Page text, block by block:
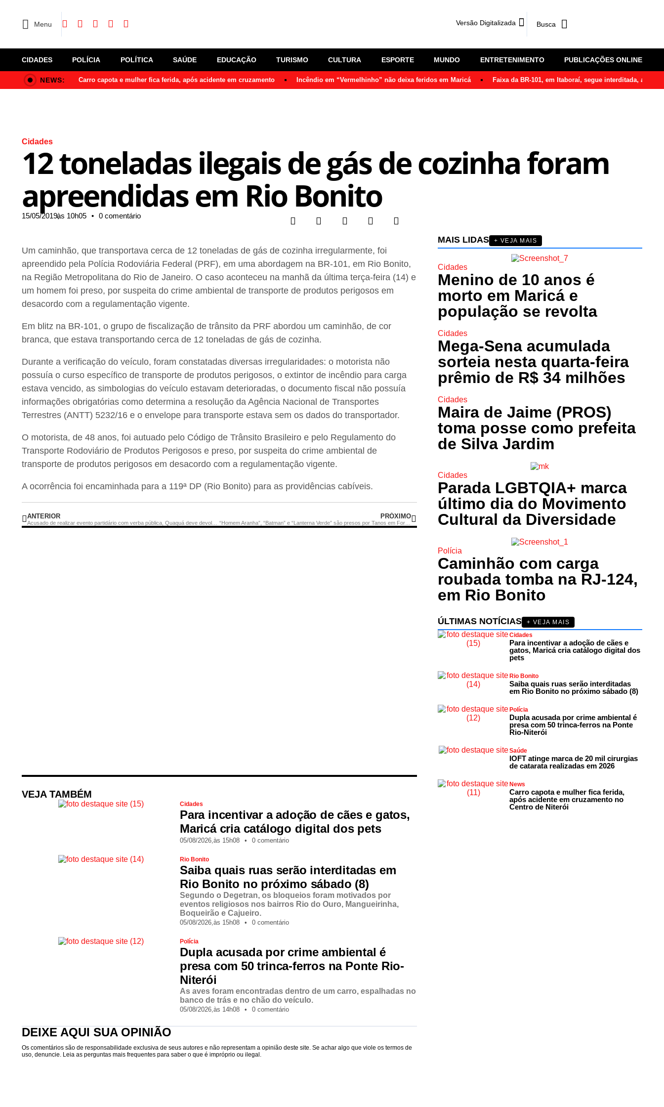
Menu Versão Digitalizada
CIDADES POLÍCIA POLÍTICA SAÚDE EDUCAÇÃO TURISMO CULTURA ESPORTE MUNDO ENTRETENIMENTO PUBLICAÇÕES ONLINE
NEWS: Carro capota e mulher fica ferida, após acidente em cruzamento Incêndio em “Vermelhinho” não deixa feridos em Maricá Faixa da BR-101, em Itaboraí, segue interditada, após
Cidades
12 toneladas ilegais de gás de cozinha foram
apreendidas em Rio Bonito
15/05/2019,às 10h05 • 0 comentário
Um caminhão, que transportava cerca de 12 toneladas de gás de cozinha irregularmente, foi
apreendido pela Polícia Rodoviária Federal (PRF), em uma abordagem na BR-101, em Rio Bonito,
na Região Metropolitana do Rio de Janeiro. O caso aconteceu na manhã da última terça-feira (14) e
um homem foi preso, por suspeita do crime ambiental de transporte de produtos perigosos em
desacordo com a regulamentação vigente.
Em blitz na BR-101, o grupo de fiscalização de trânsito da PRF abordou um caminhão, de cor
branca, que estava transportando cerca de 12 toneladas de gás de cozinha.
Durante a verificação do veículo, foram constatadas diversas irregularidades: o motorista não
possuía o curso específico de transporte de produtos perigosos, o extintor de incêndio para carga
estava vencido, as simbologias do veículo estavam deterioradas, o documento fiscal não possuía
informações obrigatórias como determina a resolução da Agência Nacional de Transportes
Terrestres (ANTT) 5232/16 e o envelope para transporte estava sem os dados do transportador.
O motorista, de 48 anos, foi autuado pelo Código de Trânsito Brasileiro e pelo Regulamento do
Transporte Rodoviário de Produtos Perigosos e preso, por suspeita do crime ambiental de
transporte de produtos perigosos em desacordo com a regulamentação vigente.
A ocorrência foi encaminhada para a 119ª DP (Rio Bonito) para as providências cabíveis.
ANTERIOR PRÓXIMO
“Homem Aranha”, “Batman” e “Lanterna Verde” são presos por Tanos em Fortaleza
VEJA TAMBÉM
Cidades
Para incentivar a adoção de cães e gatos,
Maricá cria catálogo digital dos pets
05/08/2026,às 15h08 • 0 comentário
Rio Bonito
Saiba quais ruas serão interditadas em
Rio Bonito no próximo sábado (8)
Segundo o Degetran, os bloqueios foram motivados por
eventos religiosos nos bairros Rio do Ouro, Mangueirinha,
Boqueirão e Cajueiro.
05/08/2026,às 15h08 • 0 comentário
Polícia
Dupla acusada por crime ambiental é
presa com 50 trinca-ferros na Ponte Rio-
Niterói
As aves foram encontradas dentro de um carro, espalhadas no
banco de trás e no chão do veículo.
05/08/2026,às 14h08 • 0 comentário
DEIXE AQUI SUA OPINIÃO
Os comentários são de responsabilidade exclusiva de seus autores e não representam a opinião deste site. Se achar algo que viole os termos de
uso, denuncie. Leia as perguntas mais frequentes para saber o que é impróprio ou ilegal.
MAIS LIDAS + VEJA MAIS
Cidades
Menino de 10 anos é
morto em Maricá e
população se revolta
Cidades
Mega-Sena acumulada
sorteia nesta quarta-feira
prêmio de R$ 34 milhões
Cidades
Maira de Jaime (PROS)
toma posse como prefeita
de Silva Jardim
Cidades
Parada LGBTQIA+ marca
último dia do Movimento
Cultural da Diversidade
Polícia
Caminhão com carga
roubada tomba na RJ-124,
em Rio Bonito
ÚLTIMAS NOTÍCIAS
+ VEJA MAIS
Cidades
Para incentivar a adoção de cães e
gatos, Maricá cria catálogo digital dos
pets
Rio Bonito
Saiba quais ruas serão interditadas
em Rio Bonito no próximo sábado (8)
Polícia
Dupla acusada por crime ambiental é
presa com 50 trinca-ferros na Ponte
Rio-Niterói
Saúde
IOFT atinge marca de 20 mil cirurgias
de catarata realizadas em 2026
News
Carro capota e mulher fica ferida,
após acidente em cruzamento no
Centro de Niterói